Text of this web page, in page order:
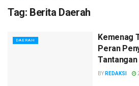
Tag: Berita Daerah
DAERAH
Kemenag
Peran
Tantangan
BY REDAKSI